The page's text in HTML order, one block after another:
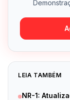
LEIA TAMBÉM
NR-1: